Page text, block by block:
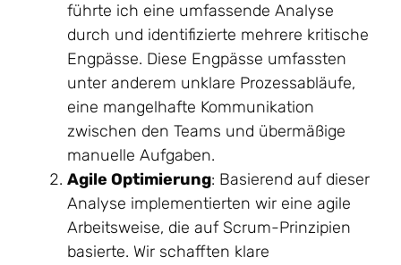
führte ich eine umfassende Analyse
durch und identifizierte mehrere kritische
Engpässe. Diese Engpässe umfassten
unter anderem unklare Prozessabläufe,
eine mangelhafte Kommunikation
zwischen den Teams und übermäßige
manuelle Aufgaben.
Agile Optimierung: Basierend auf dieser
Analyse implementierten wir eine agile
Arbeitsweise, die auf Scrum-Prinzipien
basierte. Wir schafften klare